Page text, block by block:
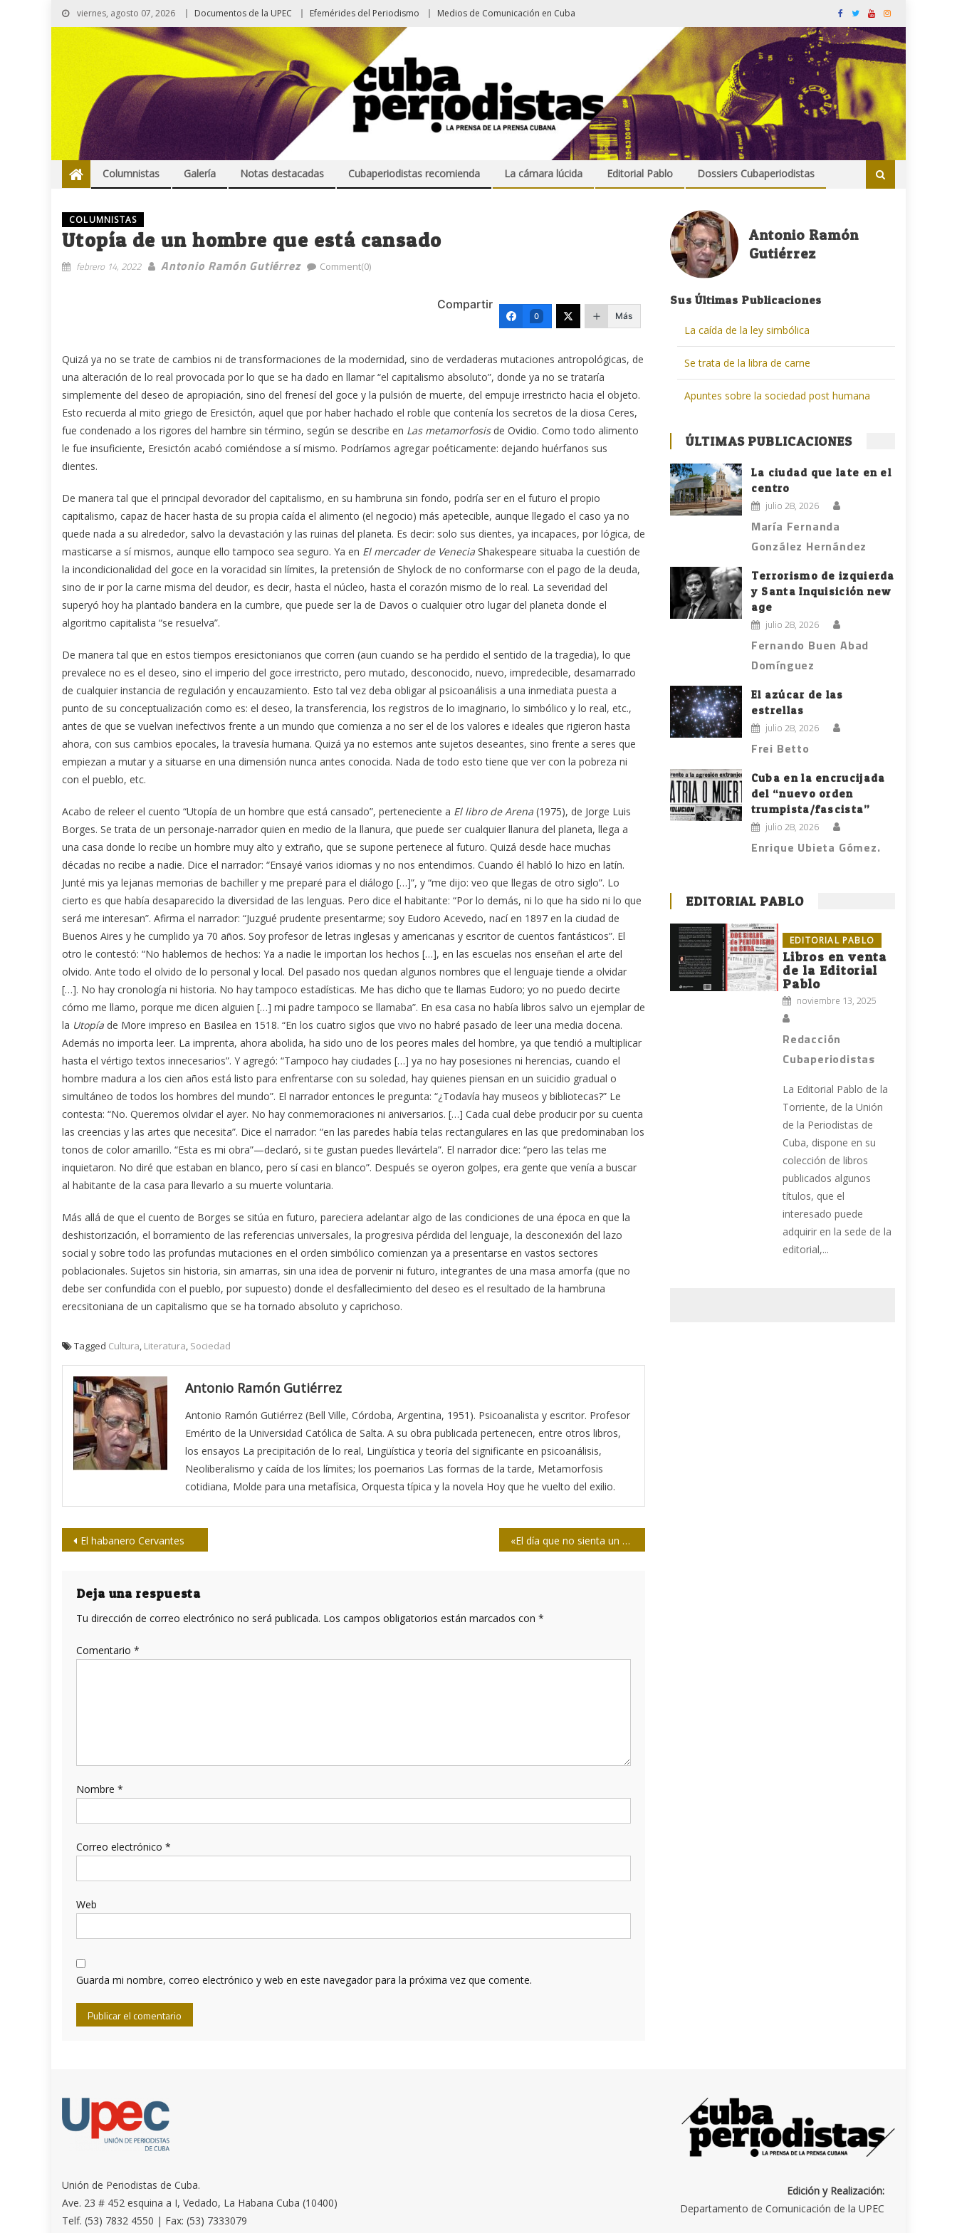
viernes, agosto 07, 2026 Documentos de la UPEC Efemérides del Periodismo Medios de Comunicación en Cuba
Columnistas Galería Notas destacadas Cubaperiodistas recomienda La cámara lúcida Editorial Pablo Dossiers Cubaperiodistas
COLUMNISTAS
Utopía de un hombre que está cansado
febrero 14, 2022 Antonio Ramón Gutiérrez Comment(0)
Compartir
0 Más
Quizá ya no se trate de cambios ni de transformaciones de la modernidad, sino de verdaderas mutaciones antropológicas, de
una alteración de lo real provocada por lo que se ha dado en llamar “el capitalismo absoluto”, donde ya no se trataría
simplemente del deseo de apropiación, sino del frenesí del goce y la pulsión de muerte, del empuje irrestricto hacia el objeto.
Esto recuerda al mito griego de Eresictón, aquel que por haber hachado el roble que contenía los secretos de la diosa Ceres,
fue condenado a los rigores del hambre sin término, según se describe en Las metamorfosisde Ovidio. Como todo alimento
le fue insuficiente, Eresictón acabó comiéndose a sí mismo. Podríamos agregar poéticamente: dejando huérfanos sus
dientes.
De manera tal que el principal devorador del capitalismo, en su hambruna sin fondo, podría ser en el futuro el propio
capitalismo, capaz de hacer hasta de su propia caída el alimento (el negocio) más apetecible, aunque llegado el caso ya no
quede nada a su alrededor, salvo la devastación y las ruinas del planeta. Es decir: solo sus dientes, ya incapaces, por lógica, de
masticarse a sí mismos, aunque ello tampoco sea seguro. Ya en El mercader de Venecia Shakespeare situaba la cuestión de
la incondicionalidad del goce en la voracidad sin límites, la pretensión de Shylock de no conformarse con el pago de la deuda,
sino de ir por la carne misma del deudor, es decir, hasta el núcleo, hasta el corazón mismo de lo real. La severidad del
superyó hoy ha plantado bandera en la cumbre, que puede ser la de Davos o cualquier otro lugar del planeta donde el
algoritmo capitalista “se resuelva”.
De manera tal que en estos tiempos eresictonianos que corren (aun cuando se ha perdido el sentido de la tragedia), lo que
prevalece no es el deseo, sino el imperio del goce irrestricto, pero mutado, desconocido, nuevo, impredecible, desamarrado
de cualquier instancia de regulación y encauzamiento. Esto tal vez deba obligar al psicoanálisis a una inmediata puesta a
punto de su conceptualización como es: el deseo, la transferencia, los registros de lo imaginario, lo simbólico y lo real, etc.,
antes de que se vuelvan inefectivos frente a un mundo que comienza a no ser el de los valores e ideales que rigieron hasta
ahora, con sus cambios epocales, la travesía humana. Quizá ya no estemos ante sujetos deseantes, sino frente a seres que
empiezan a mutar y a situarse en una dimensión nunca antes conocida. Nada de todo esto tiene que ver con la pobreza ni
con el pueblo, etc.
Acabo de releer el cuento “Utopía de un hombre que está cansado”, perteneciente a El libro de Arena (1975), de Jorge Luis
Borges. Se trata de un personaje-narrador quien en medio de la llanura, que puede ser cualquier llanura del planeta, llega a
una casa donde lo recibe un hombre muy alto y extraño, que se supone pertenece al futuro. Quizá desde hace muchas
décadas no recibe a nadie. Dice el narrador: “Ensayé varios idiomas y no nos entendimos. Cuando él habló lo hizo en latín.
Junté mis ya lejanas memorias de bachiller y me preparé para el diálogo […]”, y “me dijo: veo que llegas de otro siglo”. Lo
cierto es que había desaparecido la diversidad de las lenguas. Pero dice el habitante: “Por lo demás, ni lo que ha sido ni lo que
será me interesan”. Afirma el narrador: “Juzgué prudente presentarme; soy Eudoro Acevedo, nací en 1897 en la ciudad de
Buenos Aires y he cumplido ya 70 años. Soy profesor de letras inglesas y americanas y escritor de cuentos fantásticos”. El
otro le contestó: “No hablemos de hechos: Ya a nadie le importan los hechos […], en las escuelas nos enseñan el arte del
olvido. Ante todo el olvido de lo personal y local. Del pasado nos quedan algunos nombres que el lenguaje tiende a olvidar
[…]. No hay cronología ni historia. No hay tampoco estadísticas. Me has dicho que te llamas Eudoro; yo no puedo decirte
cómo me llamo, porque me dicen alguien […] mi padre tampoco se llamaba”. En esa casa no había libros salvo un ejemplar de
la Utopía de More impreso en Basilea en 1518. “En los cuatro siglos que vivo no habré pasado de leer una media docena.
Además no importa leer. La imprenta, ahora abolida, ha sido uno de los peores males del hombre, ya que tendió a multiplicar
hasta el vértigo textos innecesarios”. Y agregó: “Tampoco hay ciudades […] ya no hay posesiones ni herencias, cuando el
hombre madura a los cien años está listo para enfrentarse con su soledad, hay quienes piensan en un suicidio gradual o
simultáneo de todos los hombres del mundo”. El narrador entonces le pregunta: “¿Todavía hay museos y bibliotecas?” Le
contesta: “No. Queremos olvidar el ayer. No hay conmemoraciones ni aniversarios. […] Cada cual debe producir por su cuenta
las creencias y las artes que necesita”. Dice el narrador: “en las paredes había telas rectangulares en las que predominaban los
tonos de color amarillo. “Esta es mi obra”—declaró, si te gustan puedes llevártela”. El narrador dice: “pero las telas me
inquietaron. No diré que estaban en blanco, pero sí casi en blanco”. Después se oyeron golpes, era gente que venía a buscar
al habitante de la casa para llevarlo a su muerte voluntaria.
Más allá de que el cuento de Borges se sitúa en futuro, pareciera adelantar algo de las condiciones de una época en que la
deshistorización, el borramiento de las referencias universales, la progresiva pérdida del lenguaje, la desconexión del lazo
social y sobre todo las profundas mutaciones en el orden simbólico comienzan ya a presentarse en vastos sectores
poblacionales. Sujetos sin historia, sin amarras, sin una idea de porvenir ni futuro, integrantes de una masa amorfa (que no
debe ser confundida con el pueblo, por supuesto) donde el desfallecimiento del deseo es el resultado de la hambruna
erecsitoniana de un capitalismo que se ha tornado absoluto y caprichoso.
Tagged Cultura, Literatura, Sociedad
Antonio Ramón Gutiérrez
Antonio Ramón Gutiérrez (Bell Ville, Córdoba, Argentina, 1951). Psicoanalista y escritor. Profesor
Emérito de la Universidad Católica de Salta. A su obra publicada pertenecen, entre otros libros,
los ensayos La precipitación de lo real, Lingüística y teoría del significante en psicoanálisis,
Neoliberalismo y caída de los límites; los poemarios Las formas de la tarde, Metamorfosis
cotidiana, Molde para una metafísica, Orquesta típica y la novela Hoy que he vuelto del exilio.
Navegación
entradas
El habanero Cervantes «El día que no sienta un miedo tremendo a la página en blanco, habrá que parar»
Deja una respuesta
Tu dirección de correo electrónico no será publicada. Los campos obligatorios están marcados con *
Comentario *
Nombre *
Correo electrónico *
Web
Guarda mi nombre, correo electrónico y web en este navegador para la próxima vez que comente.
Antonio Ramón
Gutiérrez
Sus Últimas Publicaciones
La caída de la ley simbólica
Se trata de la libra de carne
Apuntes sobre la sociedad post humana
ÚLTIMAS PUBLICACIONES
La ciudad que late en el
centro
julio 28, 2026
María Fernanda
González Hernández
Terrorismo de izquierda
y Santa Inquisición new
age
julio 28, 2026
Fernando Buen Abad
Domínguez
El azúcar de las
estrellas
julio 28, 2026
Frei Betto
Cuba en la encrucijada
del “nuevo orden
trumpista/fascista”
julio 28, 2026
Enrique Ubieta Gómez.
EDITORIAL PABLO
EDITORIAL PABLO
Libros en venta
de la Editorial
Pablo
noviembre 13, 2025
Redacción
Cubaperiodistas
La Editorial Pablo de la
Torriente, de la Unión
de la Periodistas de
Cuba, dispone en su
colección de libros
publicados algunos
títulos, que el
interesado puede
adquirir en la sede de la
editorial,...
Unión de Periodistas de Cuba.
Ave. 23 # 452 esquina a I, Vedado, La Habana Cuba (10400)
Telf. (53) 7832 4550 | Fax: (53) 7333079
Edición y Realización:
Departamento de Comunicación de la UPEC